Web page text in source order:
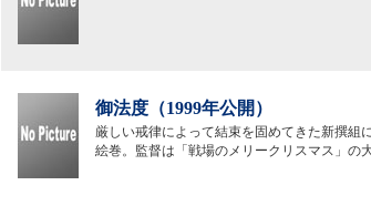
御法度（1999年公開）
厳しい戒律によって結束を固めてきた新撰組
絵巻。監督は「戦場のメリークリスマス」の